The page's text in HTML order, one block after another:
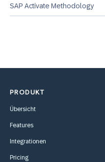
SAP Activate Methodology
PRODUKT
Übersicht
Features
Integrationen
Pricing